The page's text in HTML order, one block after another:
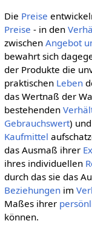
Die Preise
Preise - in den
zwischen Angebot
bewahrt sich
der Produkte die
praktischen Leben
das Wertnaß der
bestehenden
Gebrauchswert)
Kaufmittel
das Ausmaß ihrer
ihres individuellen
durch das sie das
Beziehungenim
Maßes ihrer
können.